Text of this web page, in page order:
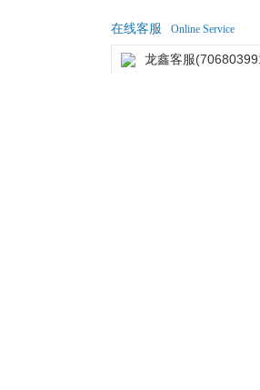
在线客服 Online Service
龙鑫客服